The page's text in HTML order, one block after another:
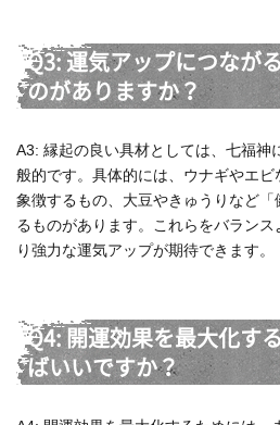
Q3: 運気アップにつなが
のがありますか？
A3: 縁起の良い具材としては、七福神
般的です。具体的には、ウナギやエ
象徴するもの、大豆やきゅうりなど
るものがあります。これらをバラン
り強力な運気アップが期待できます。
Q4: 開運効果を最大化す
ばいいですか？